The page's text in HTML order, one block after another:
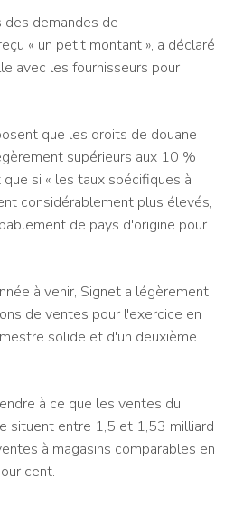
des demandes de
« un petit montant », a déclaré
avec les fournisseurs pour
que les droits de douane
supérieurs aux 10 %
si « les taux spécifiques à
considérablement plus élevés,
de pays d'origine pour
à venir, Signet a légèrement
de ventes pour l'exercice en
solide et d'un deuxième
à ce que les ventes du
situent entre 1,5 et 1,53 milliard
à magasins comparables en
cent.